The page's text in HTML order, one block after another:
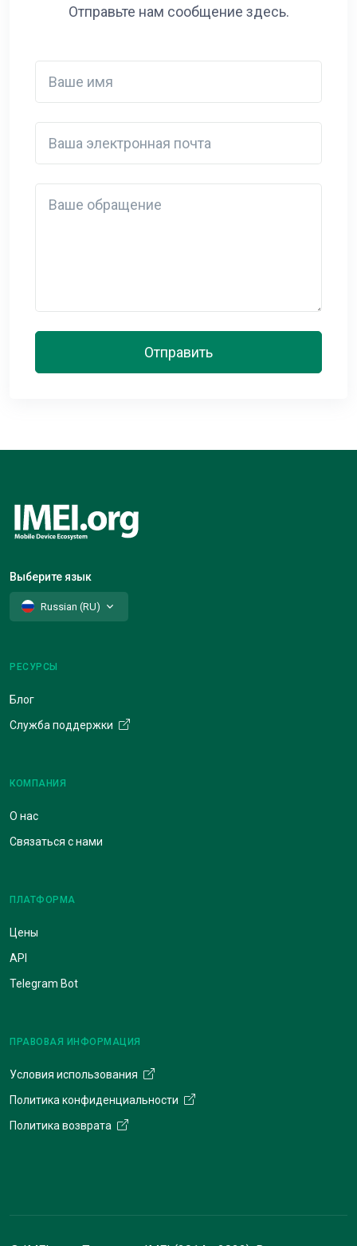
Отправьте нам сообщение здесь.
Отправить
Выберите язык
Russian (RU)
РЕСУРСЫ
Блог
Служба поддержки
КОМПАНИЯ
О нас
Связаться с нами
ПЛАТФОРМА
Цены
API
Telegram Bot
ПРАВОВАЯ ИНФОРМАЦИЯ
Условия использования
Политика конфиденциальности
Политика возврата